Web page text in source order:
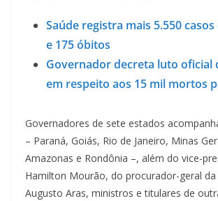
Saúde registra mais 5.550
e 175 óbitos
Governador decreta luto oficial
em respeito aos 15 mil mortos
Governadores de sete estados
– Paraná, Goiás, Rio de Janeiro, Minas
Amazonas e Rondônia –, além do vice-
Hamilton Mourão, do procurador-geral da
Augusto Aras, ministros e titulares de